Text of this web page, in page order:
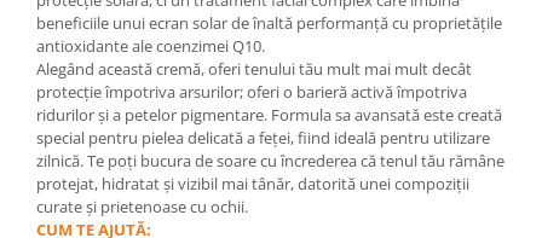
Zinc
Cătină
Chlorella
Colina
Electroliti
Produse Apicole
beneficiile unui ecran solar de înaltă performanță cu proprietățile
antioxidante ale coenzimei Q10.
Alegând această cremă, oferi tenului tău mult mai mult decât
protecție împotriva arsurilor; oferi o barieră activă împotriva
ridurilor și a petelor pigmentare. Formula sa avansată este creată
special pentru pielea delicată a feței, fiind ideală pentru utilizare
zilnică. Te poți bucura de soare cu încrederea că tenul tău rămâne
protejat, hidratat și vizibil mai tânăr, datorită unei compoziții
curate și prietenoase cu ochii.
CUM TE AJUTĂ: